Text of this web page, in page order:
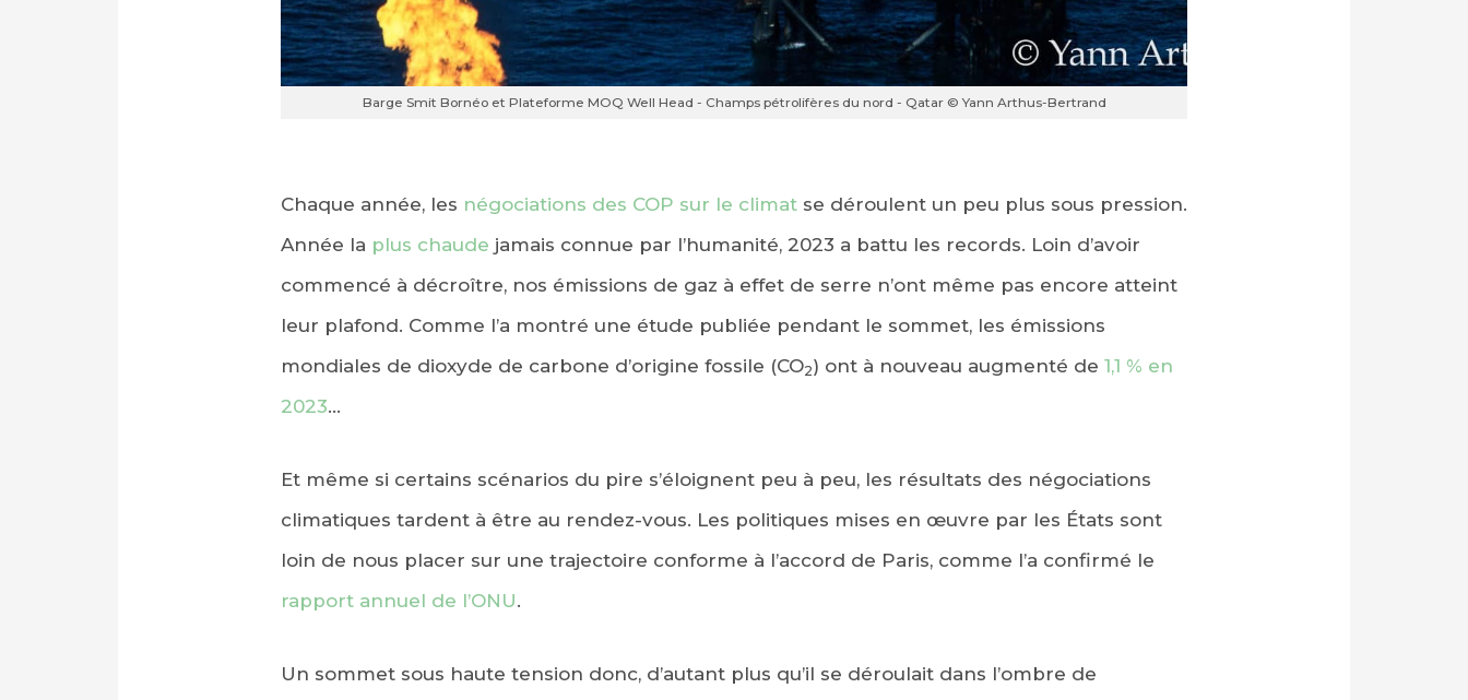
PARTAGER SUR FACEBOOK
PARTAGER SUR LINKEDIN
Barge Smit Bornéo et Plateforme MOQ Well Head - Champs pétrolifères du nord - Qatar © Yann Arthus-Bertrand
Chaque année, les négociations des COP sur le climatse déroulent un peu plus sous pression.
Année la plus chaude jamais connue par l’humanité, 2023 a battu les records. Loin d’avoir
commencé à décroître, nos émissions de gaz à effet de serre n’ont même pas encore atteint
leur plafond. Comme l’a montré une étude publiée pendant le sommet, les émissions
mondiales de dioxyde de carbone d’origine fossile (CO2) ont à nouveau augmenté de 1,1 % en
2023…
Et même si certains scénarios du pire s’éloignent peu à peu, les résultats des négociations
climatiques tardent à être au rendez-vous. Les politiques mises en œuvre par les États sont
loin de nous placer sur une trajectoire conforme à l’accord de Paris, comme l’a confirmé le
rapport annuel de l’ONU.
Un sommet sous haute tension donc, d’autant plus qu’il se déroulait dans l’ombre de